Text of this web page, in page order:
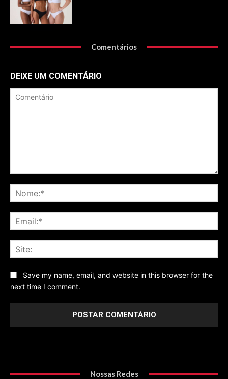
Comentários
DEIXE UM COMENTÁRIO
Save my name, email, and website in this browser for the
next time I comment.
Nossas Redes